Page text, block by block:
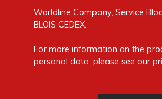
Worldline Company, Service
BLOIS CEDEX.
For more information on the
personal data, please see our